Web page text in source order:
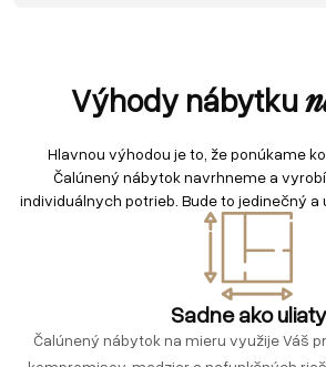
Výhody nábytku
Hlavnou výhodou je to, že ponúkame
Čalúnený nábytok navrhneme a
individuálnych potrieb. Bude to jedinečný a
Sadne ako uliaty
Čalúnený nábytok na mieru využije Váš